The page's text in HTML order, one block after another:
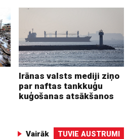
Irānas valsts mediji ziņo
par naftas tankkuģu
kuģošanas atsākšanos
Vairāk TUVIE AUSTRUMI